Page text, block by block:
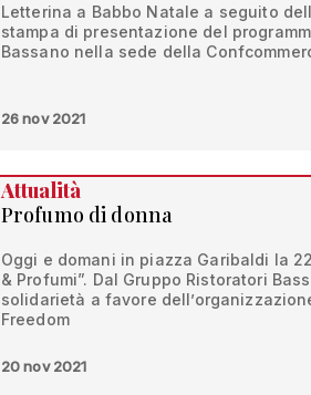
Letterina a Babbo Natale a seguito
stampa di presentazione del
Bassano nella sede della
26 nov 2021
Attualità
Profumo di donna
Oggi e domani in piazza Garibaldi la
& Profumi”. Dal Gruppo Ristoratori
solidarietà a favore
Freedom
20 nov 2021